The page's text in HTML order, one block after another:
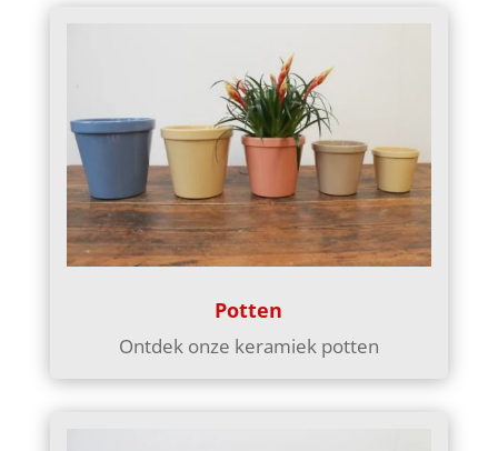
Potten
Ontdek onze keramiek potten